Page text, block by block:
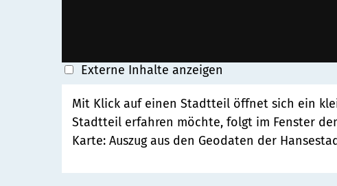
Externe Inhalte anzeigen
Mit Klick auf einen Stadtteil öffnet sich ein
Stadtteil erfahren möchte, folgt im Fenster
Karte: Auszug aus den Geodaten der